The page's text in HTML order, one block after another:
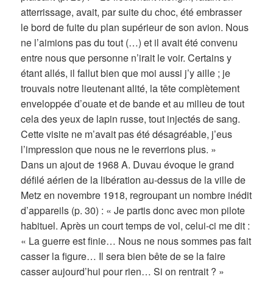
atterrissage, avait, par suite du choc, été embrasser
le bord de fuite du plan supérieur de son avion. Nous
ne l’aimions pas du tout (…) et il avait été convenu
entre nous que personne n’irait le voir. Certains y
étant allés, il fallut bien que moi aussi j’y aille ; je
trouvais notre lieutenant alité, la tête complètement
enveloppée d’ouate et de bande et au milieu de tout
cela des yeux de lapin russe, tout injectés de sang.
Cette visite ne m’avait pas été désagréable, j’eus
l’impression que nous ne le reverrions plus. »
Dans un ajout de 1968 A. Duvau évoque le grand
défilé aérien de la libération au-dessus de la ville de
Metz en novembre 1918, regroupant un nombre inédit
d’appareils (p. 30) : « Je partis donc avec mon pilote
habituel. Après un court temps de vol, celui-ci me dit :
« La guerre est finie… Nous ne nous sommes pas fait
casser la figure… Il sera bien bête de se la faire
casser aujourd’hui pour rien… Si on rentrait ? »